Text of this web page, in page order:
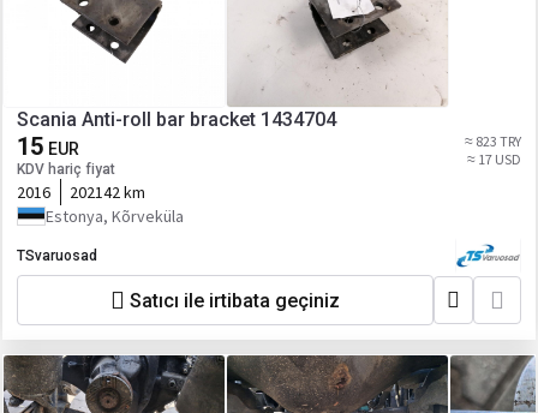
Scania Anti-roll bar bracket 1434704
15 EUR
KDV hariç fiyat
≈ 823 TRY
≈ 17 USD
2016
202142 km
Estonya, Kõrveküla
TSvaruosad
Satıcı ile irtibata geçiniz